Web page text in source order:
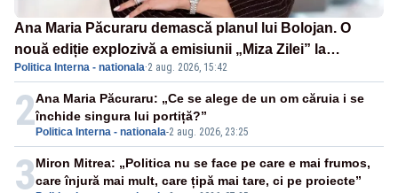
Ana Maria Păcuraru demască planul lui Bolojan. O
nouă ediție explozivă a emisiunii „Miza Zilei” la
Realitatea PLUS
Politica Interna - nationala·2 aug. 2026, 15:42
2 Politica Interna - nationala-2 aug. 2026, 23:25
Ana Maria Păcuraru: „Ce se alege de un om căruia i se
închide singura lui portiță?”
3Miron Mitrea: „Politica nu se face pe care e mai frumos,
care înjură mai mult, care țipă mai tare, ci pe proiecte”